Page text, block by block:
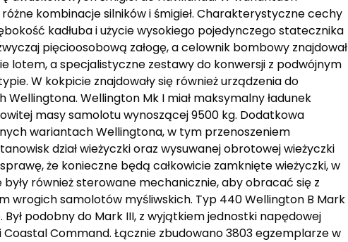
kombinacje silników i śmigieł. Charakterystyczne cechy
kadłuba i użycie wysokiego pojedynczego statecznika
pięcioosobową załogę, a celownik bombowy znajdował
lotem, a specjalistyczne zestawy do konwersji z podwójnym
W kokpicie znajdowały się również urządzenia do
Wellington Mk I miał maksymalny ładunek
masy samolotu wynoszącej 9500 kg. Dodatkowa
wariantach Wellingtona, w tym przenoszeniem
dział wieżyczki oraz wysuwanej obrotowej wieżyczki
że konieczne będą całkowicie zamknięte wieżyczki, w
również sterowane mechanicznie, aby obracać się z
samolotów myśliwskich. Typ 440 Wellington B Mark
podobny do Mark III, z wyjątkiem jednostki napędowej
Coastal Command. Łącznie zbudowano 3803 egzemplarze w